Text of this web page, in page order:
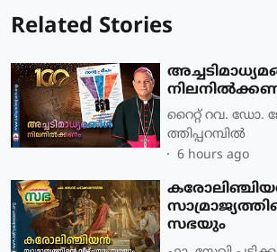
Related Stories
റൈറ്റ് റവ.
ത്തിപ്പറമ്പിൽ
6 hours ago
സഭയും